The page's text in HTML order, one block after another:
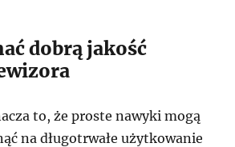
dobrą jakość
to, że proste nawyki mogą
na długotrwałe użytkowanie